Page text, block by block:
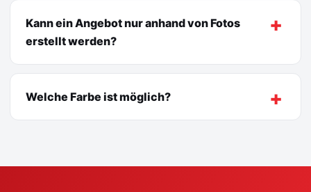
Kann ein Angebot nur anhand von Fotos
erstellt werden?
Welche Farbe ist möglich?